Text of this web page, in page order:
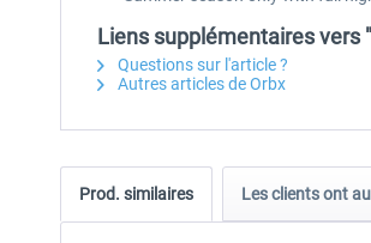
Liens supplémentaires vers
Questions sur l'article ?
Autres articles de Orbx
Prod. similaires Les clients ont